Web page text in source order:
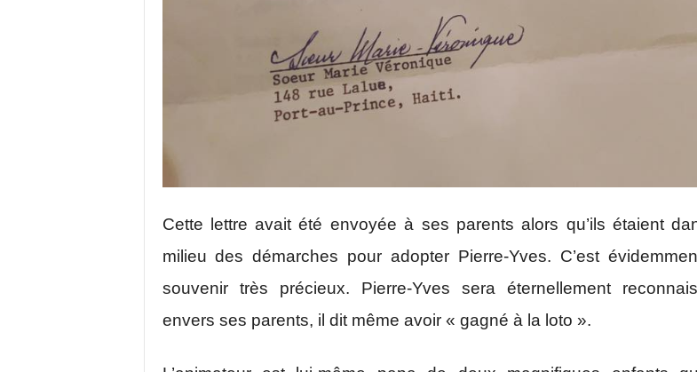
Cette lettre avait été envoyée à ses parents alors qu’ils étaient
milieu des démarches pour adopter Pierre-Yves. C’est
souvenir très précieux. Pierre-Yves sera éternellement
envers ses parents, il dit même avoir « gagné à la loto ».